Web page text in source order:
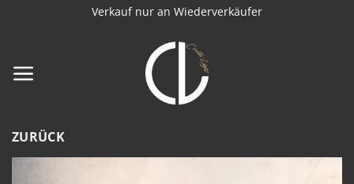
Verkauf nur an Wiederverkäufer
ZURÜCK